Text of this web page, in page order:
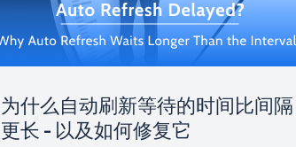
为什么自动刷新等待的时间比间隔
更长 - 以及如何修复它